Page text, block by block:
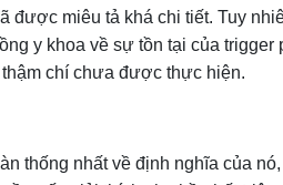
được miêu tả khá chi tiết. Tuy
y khoa về sự tồn tại của
chí chưa được thực hiện.
thống nhất về định nghĩa của